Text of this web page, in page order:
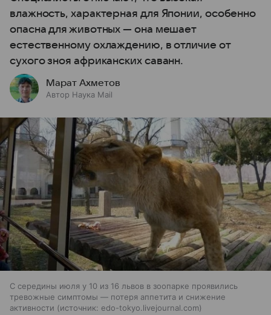
влажность, характерная для Японии, особенно
опасна для животных — она мешает
естественному охлаждению, в отличие от
сухого зноя африканских саванн.
Марат Ахметов
Автор Наука Mail
С середины июля у 10 из 16 львов в зоопарке проявились
тревожные симптомы — потеря аппетита и снижение
активности
источник: edo-tokyo.livejournal.com